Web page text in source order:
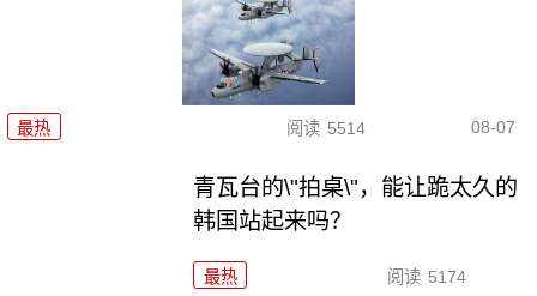
最热 阅读 5514 08-07
青瓦台的\"拍桌\"，能让跪太久的
韩国站起来吗？
最热 阅读 5174